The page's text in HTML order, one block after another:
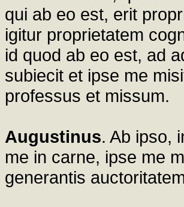
qui ab eo est, erit
igitur proprietatem
id quod ab eo est, ad
subiecit et ipse me
professus et missum.
Augustinus. Ab ipso,
me in carne, ipse me
generantis